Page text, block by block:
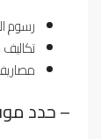
رسوم
– حدد